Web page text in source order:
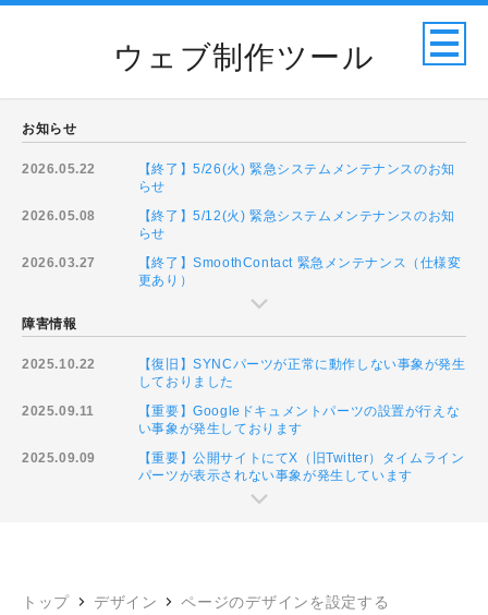
ウェブ制作ツール
お知らせ
2026.05.22
【終了】5/26(火) 緊急システムメンテナンスのお知
らせ
2026.05.08
【終了】5/12(火) 緊急システムメンテナンスのお知
らせ
2026.03.27
【終了】SmoothContact 緊急メンテナンス（仕様変
更あり）
障害情報
2025.10.22
【復旧】SYNCパーツが正常に動作しない事象が発生
しておりました
2025.09.11
【重要】Googleドキュメントパーツの設置が行えな
い事象が発生しております
2025.09.09
【重要】公開サイトにてX（旧Twitter）タイムライン
パーツが表示されない事象が発生しています
トップ デザイン ページのデザインを設定する